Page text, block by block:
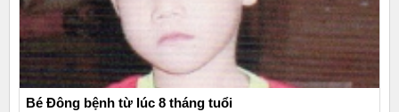
Bé Đông bệnh từ lúc 8 tháng tuổi